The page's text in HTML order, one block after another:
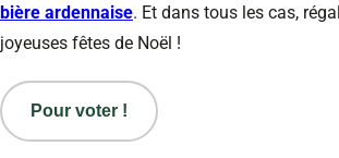
bière ardennaise. Et dans tous les cas,
joyeuses fêtes de Noël !
Pour voter !